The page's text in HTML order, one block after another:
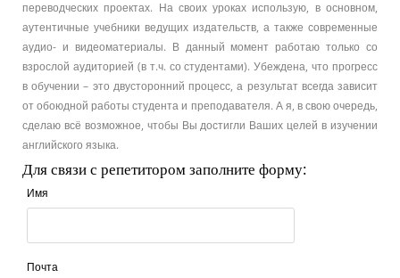
переводческих проектах. На своих уроках использую, в основном,
аутентичные учебники ведущих издательств, а также современные
аудио- и видеоматериалы. В данный момент работаю только со
взрослой аудиторией (в т.ч. со студентами). Убеждена, что прогресс
в обучении – это двусторонний процесс, а результат всегда зависит
от обоюдной работы студента и преподавателя. А я, в свою очередь,
сделаю всё возможное, чтобы Вы достигли Ваших целей в изучении
английского языка.
Для связи с репетитором заполните форму:
Имя
Почта